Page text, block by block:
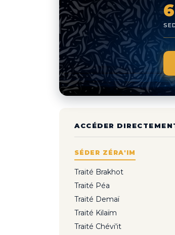
6
ACCÉDER
SÉDER ZÉRA'IM
Traité Brakhot
Traité Péa
Traité Demaï
Traité Kilaïm
Traité Chévi'it